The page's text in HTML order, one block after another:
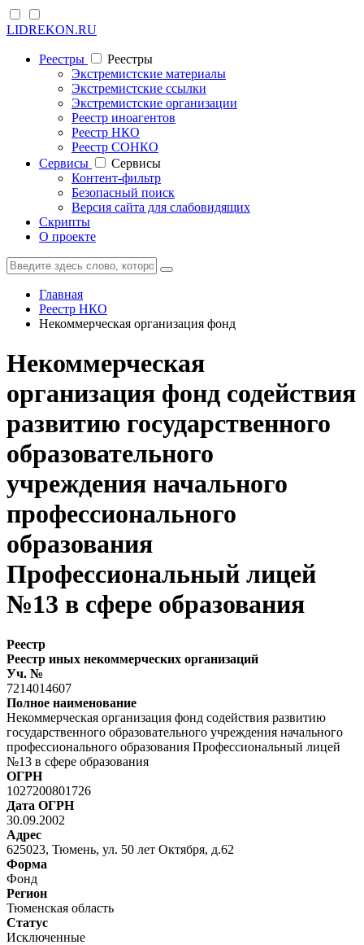
LIDREKON.RU
Реестры
Реестры
Экстремистские материалы
Экстремистские ссылки
Экстремистские организации
Реестр иноагентов
Реестр НКО
Реестр СОНКО
Cервисы
Cервисы
Контент-фильтр
Безопасный поиск
Версия сайта для слабовидящих
Скрипты
О проекте
Главная
Реестр НКО
Некоммерческая организация фонд
Некоммерческая
организация фонд содействия
развитию государственного
образовательного
учреждения начального
профессионального
образования
Профессиональный лицей
№13 в сфере образования
Реестр
Реестр иных некоммерческих организаций
Уч. №
7214014607
Полное наименование
Некоммерческая организация фонд содействия развитию
государственного образовательного учреждения начального
профессионального образования Профессиональный лицей
№13 в сфере образования
ОГРН
1027200801726
Дата ОГРН
30.09.2002
Адрес
625023, Тюмень, ул. 50 лет Октября, д.62
Форма
Фонд
Регион
Тюменская область
Статус
Исключенные